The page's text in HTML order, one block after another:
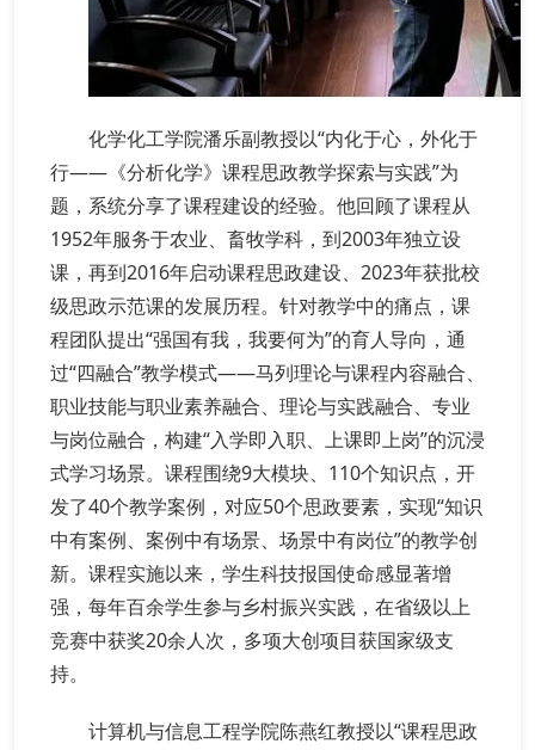
化学化工学院潘乐副教授以“内化于心，外化于
行——《分析化学》课程思政教学探索与实践”为
题，系统分享了课程建设的经验。他回顾了课程从
1952年服务于农业、畜牧学科，到2003年独立设
课，再到2016年启动课程思政建设、2023年获批校
级思政示范课的发展历程。针对教学中的痛点，课
程团队提出“强国有我，我要何为”的育人导向，通
过“四融合”教学模式——马列理论与课程内容融合、
职业技能与职业素养融合、理论与实践融合、专业
与岗位融合，构建“入学即入职、上课即上岗”的沉浸
式学习场景。课程围绕9大模块、110个知识点，开
发了40个教学案例，对应50个思政要素，实现“知识
中有案例、案例中有场景、场景中有岗位”的教学创
新。课程实施以来，学生科技报国使命感显著增
强，每年百余学生参与乡村振兴实践，在省级以上
竞赛中获奖20余人次，多项大创项目获国家级支
持。
计算机与信息工程学院陈燕红教授以“课程思政